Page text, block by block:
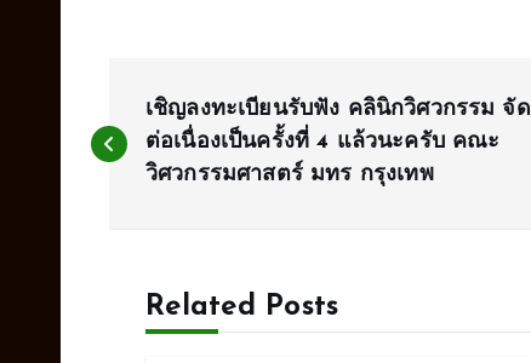
o
เชิญลงทะเบียนรับฟัง คลินิกวิศวกรรม จัด
ต่อเนื่องเป็นครั้งที่ 4 แล้วนะครับ คณะ
วิศวกรรมศาสตร์ มทร กรุงเทพ
Related Posts